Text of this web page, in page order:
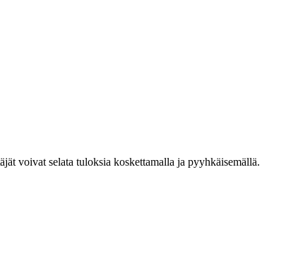
voivat selata tuloksia koskettamalla ja pyyhkäisemällä.